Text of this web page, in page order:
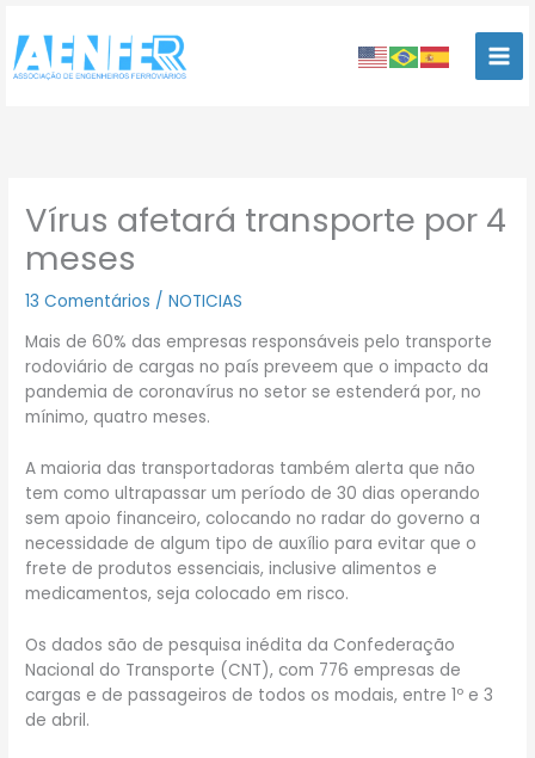
para
conteúdo
Vírus afetará transporte por 4
meses
13 Comentários /NOTICIAS
Mais de 60% das empresas responsáveis pelo transporte
rodoviário de cargas no país preveem que o impacto da
pandemia de coronavírus no setor se estenderá por, no
mínimo, quatro meses.
A maioria das transportadoras também alerta que não
tem como ultrapassar um período de 30 dias operando
sem apoio financeiro, colocando no radar do governo a
necessidade de algum tipo de auxílio para evitar que o
frete de produtos essenciais, inclusive alimentos e
medicamentos, seja colocado em risco.
Os dados são de pesquisa inédita da Confederação
Nacional do Transporte (CNT), com 776 empresas de
cargas e de passageiros de todos os modais, entre 1º e 3
de abril.